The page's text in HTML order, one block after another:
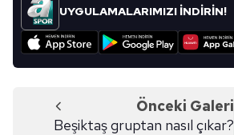
UYGULAMALARIMIZI İNDİRİN!
Önceki Galeri
Beşiktaş gruptan nasıl çıkar?